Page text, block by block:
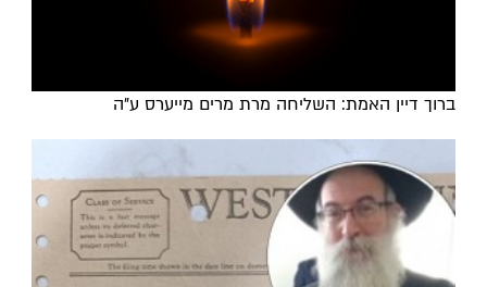
ברוך דיין האמת: השליחה מרת מרים מייערס ע"ה